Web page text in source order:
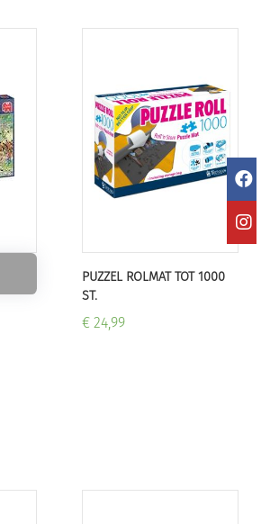
PUZZEL ROLMAT TOT 1000
ST.
€ 24,99